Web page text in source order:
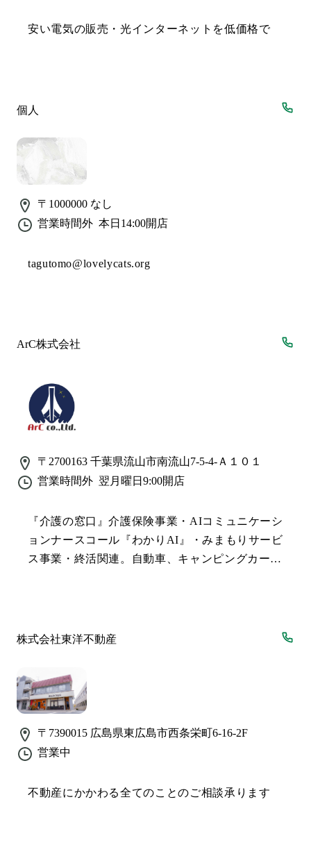
安い電気の販売・光インターネットを低価格で
個人
〒1000000 なし
営業時間外 本日14:00開店
tagutomo@lovelycats.org
ArC株式会社
〒2700163 千葉県流山市南流山7-5-4-Ａ１０１
営業時間外 翌月曜日9:00開店
『介護の窓口』介護保険事業・AIコミュニケーシ
ョンナースコール『わかりAI』・みまもりサービ
ス事業・終活関連。自動車、キャンピングカー、
株式会社東洋不動産
〒7390015 広島県東広島市西条栄町6-16-2F
営業中
不動産にかかわる全てのことのご相談承ります